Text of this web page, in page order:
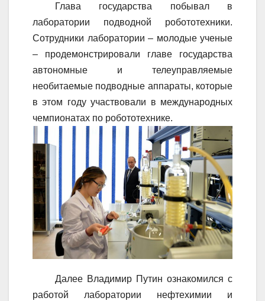
Глава государства побывал в
лаборатории подводной робототехники.
Сотрудники лаборатории – молодые ученые
– продемонстрировали главе государства
автономные и телеуправляемые
необитаемые подводные аппараты, которые
в этом году участвовали в международных
чемпионатах по робототехнике.
Далее Владимир Путин ознакомился с
работой лаборатории нефтехимии и